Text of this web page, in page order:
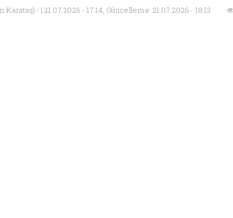
Karataş) - | 21.07.2026 - 17:14, Güncelleme: 21.07.2026 - 18:13